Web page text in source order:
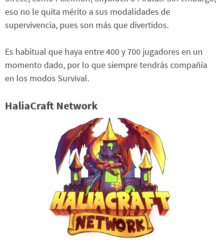
eso no le quita mérito a sus modalidades de
supervivencia, pues son más que divertidos.
Es habitual que haya entre 400 y 700 jugadores en un
momento dado, por lo que siempre tendrás compañía
en los modos Survival.
HaliaCraft Network